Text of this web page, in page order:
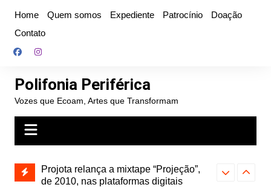
conteúdo
Home Quem somos Expediente Patrocínio
Doação
Contato
Polifonia Periférica
Vozes que Ecoam, Artes que Transformam
Projota relança a mixtape “Projeção”,
Farofa Carioca lança single raro, Vinil
duplo e faz show com participação de
Hitmia: pop